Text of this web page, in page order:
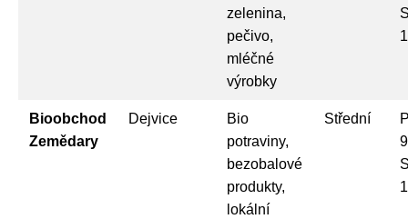
zelenina,
pečivo,
mléčné
výrobky
Bioobchod
Zemědary
Dejvice
Bio
potraviny,
bezobalové
produkty,
lokální
Střední